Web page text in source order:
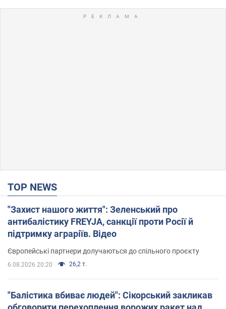
TOP NEWS
"Захист нашого життя": Зеленський про
антибалістику FREYJA, санкції проти Росії й
підтримку аграріїв. Відео
Європейські партнери долучаються до спільного проєкту
6.08.2026 20:20 26,2 т.
"Балістика вбиває людей": Сікорський закликав